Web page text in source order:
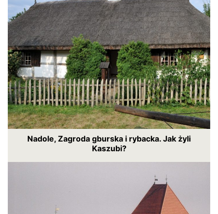
Nadole, Zagroda gburska i rybacka. Jak żyli
Kaszubi?